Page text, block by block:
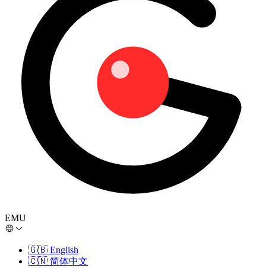
EMU
🇬🇧 English
🇨🇳 简体中文